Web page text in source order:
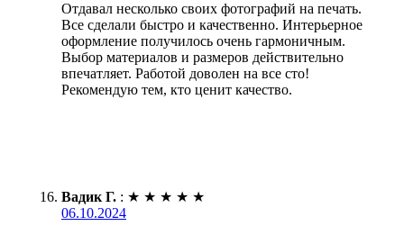
Отдавал несколько своих фотографий на печать.
Все сделали быстро и качественно. Интерьерное
оформление получилось очень гармоничным.
Выбор материалов и размеров действительно
впечатляет. Работой доволен на все сто!
Рекомендую тем, кто ценит качество.
Вадик Г. : ★ ★ ★ ★ ★
06.10.2024